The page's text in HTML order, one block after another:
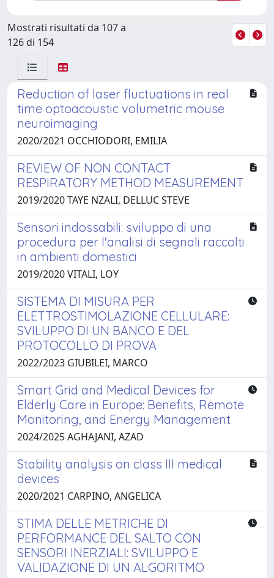
Mostrati risultati da 107 a
126 di 154
Reduction of laser fluctuations in real
time optoacoustic volumetric mouse
neuroimaging
2020/2021 OCCHIODORI, EMILIA
REVIEW OF NON CONTACT
RESPIRATORY METHOD MEASUREMENT
2019/2020 TAYE NZALI, DELLUC STEVE
Sensori indossabili: sviluppo di una
procedura per l'analisi di segnali raccolti
in ambienti domestici
2019/2020 VITALI, LOY
SISTEMA DI MISURA PER
ELETTROSTIMOLAZIONE CELLULARE:
SVILUPPO DI UN BANCO E DEL
PROTOCOLLO DI PROVA
2022/2023 GIUBILEI, MARCO
Smart Grid and Medical Devices for
Elderly Care in Europe: Benefits, Remote
Monitoring, and Energy Management
2024/2025 AGHAJANI, AZAD
Stability analysis on class III medical
devices
2020/2021 CARPINO, ANGELICA
STIMA DELLE METRICHE DI
PERFORMANCE DEL SALTO CON
SENSORI INERZIALI: SVILUPPO E
VALIDAZIONE DI UN ALGORITMO